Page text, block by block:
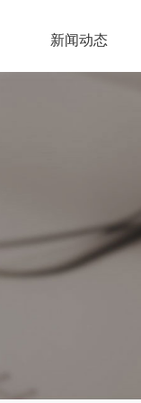
新闻动态